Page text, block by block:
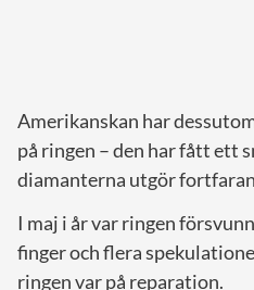
Amerikanskan har
på ringen – den har fått ett
diamanterna utgör
I maj i år var ringen
finger och flera
ringen var på reparation.